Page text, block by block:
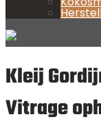
Kleij
Vitrage